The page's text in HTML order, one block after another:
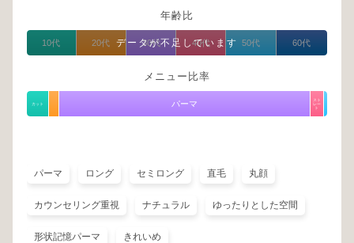
年齢比
データが不足しています
10代 20代 30代 40代 50代 60代
メニュー比率
カット パーマ
スト
レー
ト
パーマ ロング セミロング 直毛 丸顔
カウンセリング重視 ナチュラル ゆったりとした空間
形状記憶パーマ きれいめ